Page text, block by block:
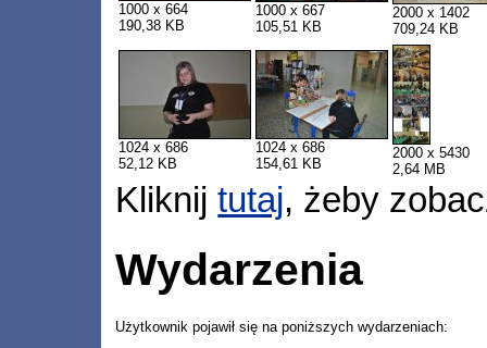
1000 x 664
190,38 KB
1000 x 667
105,51 KB
2000 x 1402
709,24 KB
1024 x 686
52,12 KB
1024 x 686
154,61 KB
2000 x 5430
2,64 MB
Kliknijtutaj, żeby
Wydarzenia
Użytkownik pojawił się na poniższych wydarzeniach: